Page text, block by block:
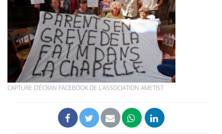
CAPTURE D'ÉCRAN FACEBOOK DE L'ASSOCIATION AMETIST